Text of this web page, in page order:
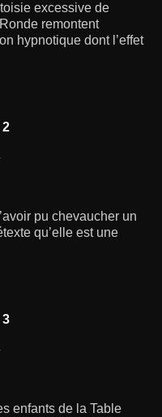
excessive de
remontent
hypnotique dont l’effet
2
pu chevaucher un
qu’elle est une
3
enfants de la Table